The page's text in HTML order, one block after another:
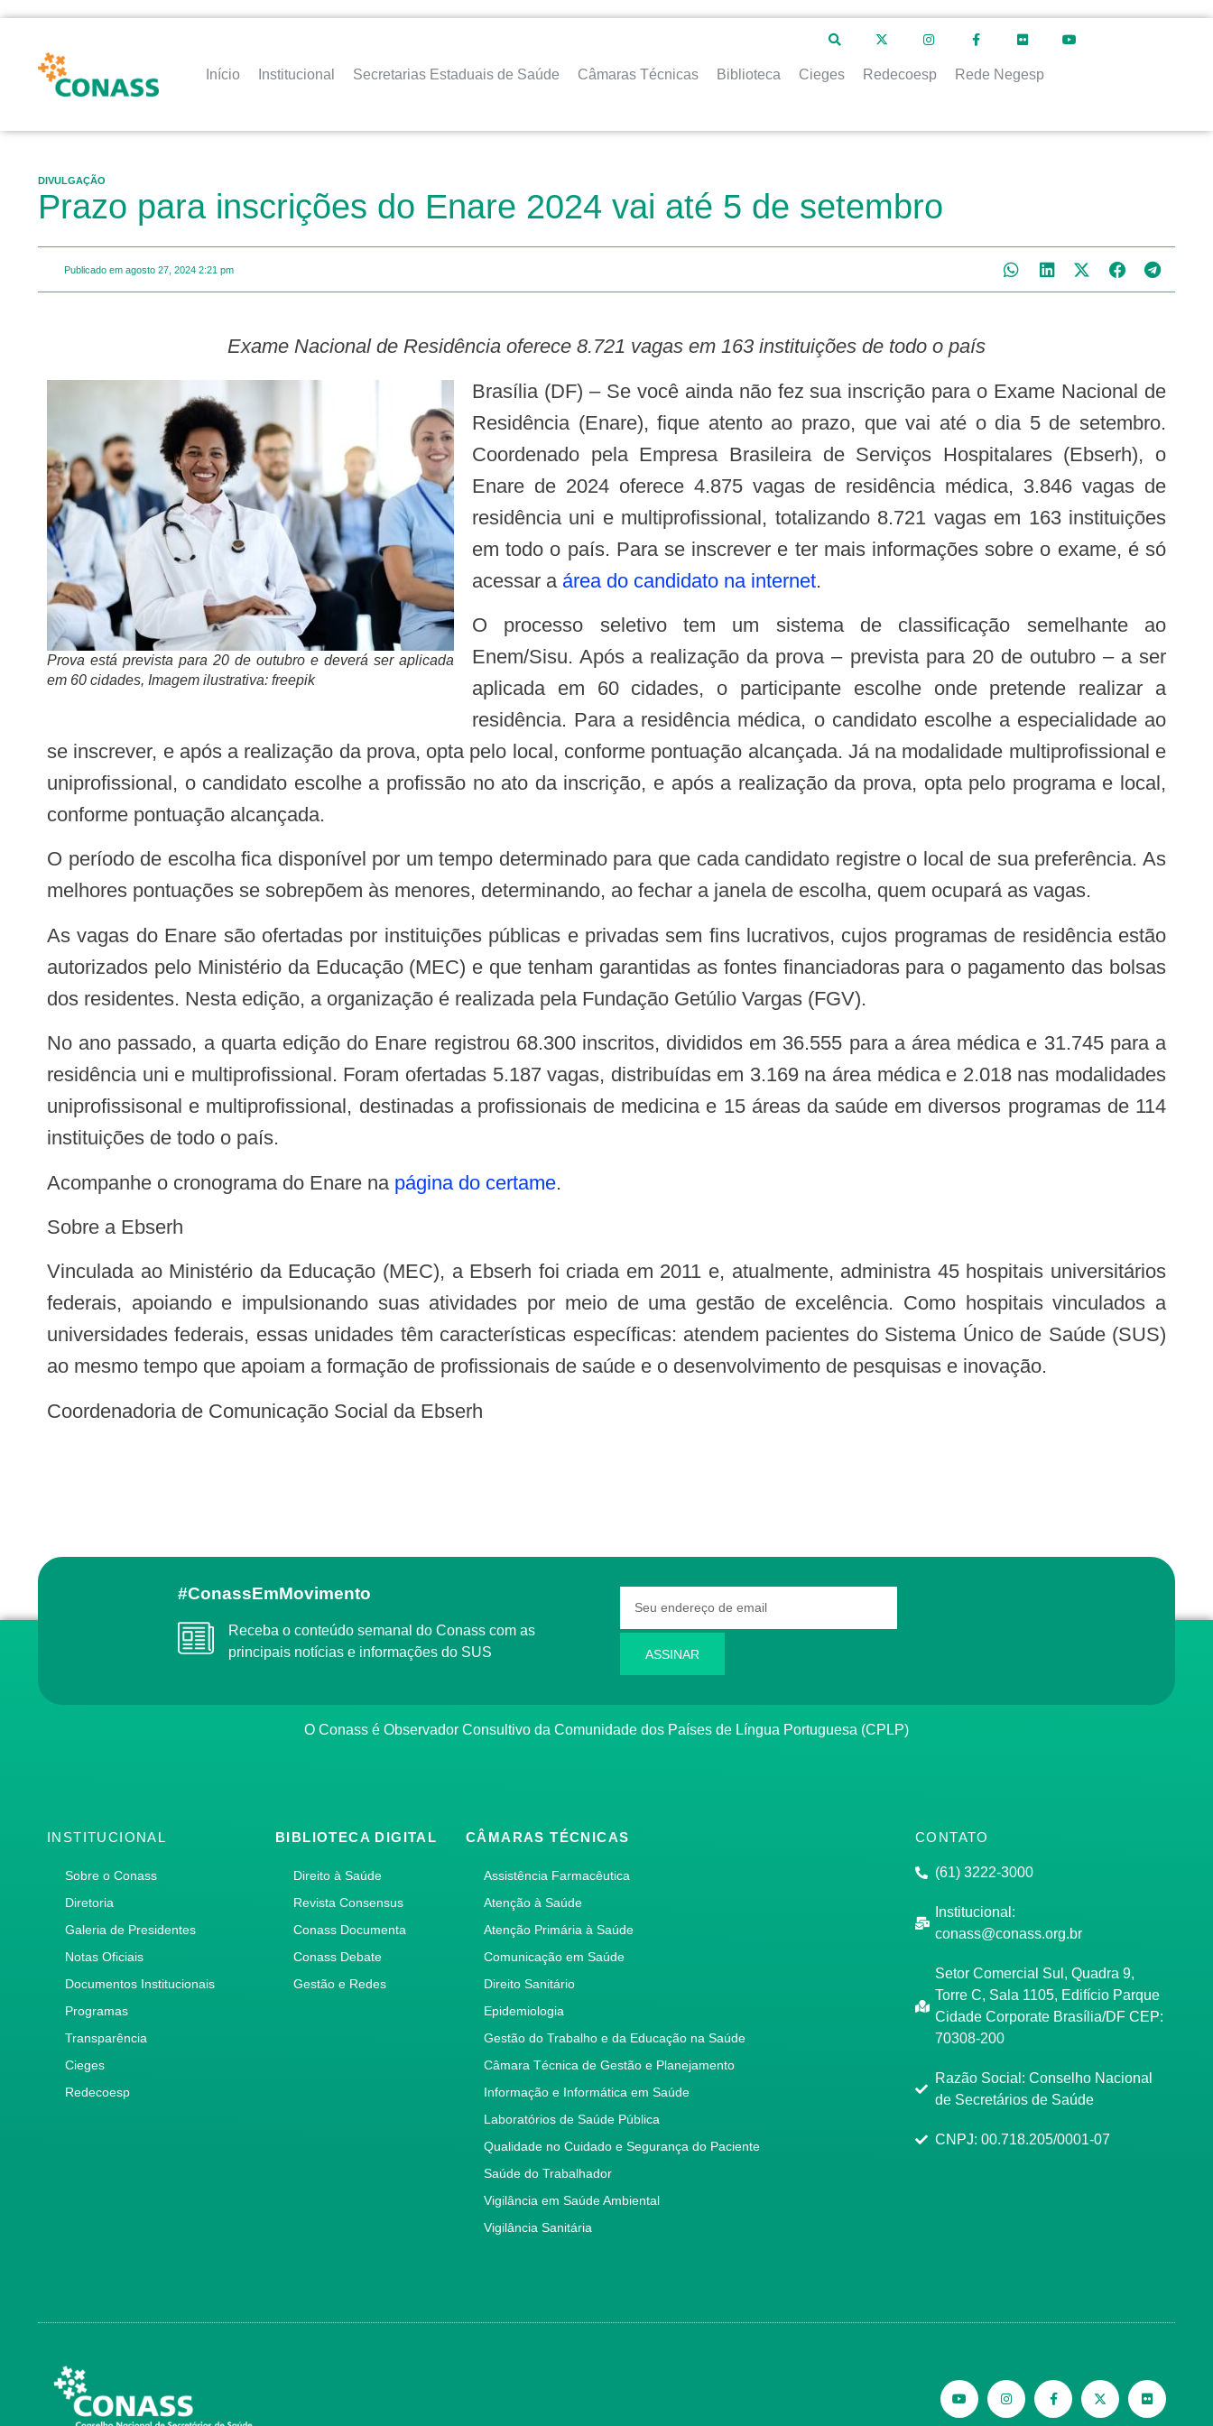
Início Institucional Secretarias Estaduais de Saúde Câmaras Técnicas Biblioteca Cieges Redecoesp Rede Negesp
DIVULGAÇÃO
Prazo para inscrições do Enare 2024 vai até 5 de setembro
Publicado em agosto 27, 2024 2:21 pm
Exame Nacional de Residência oferece 8.721 vagas em 163 instituições de todo o país
Prova está prevista para 20 de outubro e deverá ser aplicada
em 60 cidades, Imagem ilustrativa: freepik
Brasília (DF) – Se você ainda não fez sua inscrição para o Exame Nacional de
Residência (Enare), fique atento ao prazo, que vai até o dia 5 de setembro.
Coordenado pela Empresa Brasileira de Serviços Hospitalares (Ebserh), o
Enare de 2024 oferece 4.875 vagas de residência médica, 3.846 vagas de
residência uni e multiprofissional, totalizando 8.721 vagas em 163 instituições
em todo o país. Para se inscrever e ter mais informações sobre o exame, é só
acessar a área do candidato na internet.
O processo seletivo tem um sistema de classificação semelhante ao
Enem/Sisu. Após a realização da prova – prevista para 20 de outubro – a ser
aplicada em 60 cidades, o participante escolhe onde pretende realizar a
residência. Para a residência médica, o candidato escolhe a especialidade ao
se inscrever, e após a realização da prova, opta pelo local, conforme pontuação alcançada. Já na modalidade multiprofissional e
uniprofissional, o candidato escolhe a profissão no ato da inscrição, e após a realização da prova, opta pelo programa e local,
conforme pontuação alcançada.
O período de escolha fica disponível por um tempo determinado para que cada candidato registre o local de sua preferência. As
melhores pontuações se sobrepõem às menores, determinando, ao fechar a janela de escolha, quem ocupará as vagas.
As vagas do Enare são ofertadas por instituições públicas e privadas sem fins lucrativos, cujos programas de residência estão
autorizados pelo Ministério da Educação (MEC) e que tenham garantidas as fontes financiadoras para o pagamento das bolsas
dos residentes. Nesta edição, a organização é realizada pela Fundação Getúlio Vargas (FGV).
No ano passado, a quarta edição do Enare registrou 68.300 inscritos, divididos em 36.555 para a área médica e 31.745 para a
residência uni e multiprofissional. Foram ofertadas 5.187 vagas, distribuídas em 3.169 na área médica e 2.018 nas modalidades
uniprofissisonal e multiprofissional, destinadas a profissionais de medicina e 15 áreas da saúde em diversos programas de 114
instituições de todo o país.
Acompanhe o cronograma do Enare na página do certame.
Sobre a Ebserh
Vinculada ao Ministério da Educação (MEC), a Ebserh foi criada em 2011 e, atualmente, administra 45 hospitais universitários
federais, apoiando e impulsionando suas atividades por meio de uma gestão de excelência. Como hospitais vinculados a
universidades federais, essas unidades têm características específicas: atendem pacientes do Sistema Único de Saúde (SUS)
ao mesmo tempo que apoiam a formação de profissionais de saúde e o desenvolvimento de pesquisas e inovação.
Coordenadoria de Comunicação Social da Ebserh
#ConassEmMovimento
Receba o conteúdo semanal do Conass com as
principais notícias e informações do SUS
ASSINAR
O Conass é Observador Consultivo da Comunidade dos Países de Língua Portuguesa (CPLP)
INSTITUCIONAL
Sobre o Conass
Diretoria
Galeria de Presidentes
Notas Oficiais
Documentos Institucionais
Programas
Transparência
Cieges
Redecoesp
BIBLIOTECA DIGITAL
Direito à Saúde
Revista Consensus
Conass Documenta
Conass Debate
Gestão e Redes
CÂMARAS TÉCNICAS
Assistência Farmacêutica
Atenção à Saúde
Atenção Primária à Saúde
Comunicação em Saúde
Direito Sanitário
Epidemiologia
Gestão do Trabalho e da Educação na Saúde
Câmara Técnica de Gestão e Planejamento
Informação e Informática em Saúde
Laboratórios de Saúde Pública
Qualidade no Cuidado e Segurança do Paciente
Saúde do Trabalhador
Vigilância em Saúde Ambiental
Vigilância Sanitária
CONTATO
(61) 3222-3000
Institucional:
conass@conass.org.br
Setor Comercial Sul, Quadra 9,
Torre C, Sala 1105, Edifício Parque
Cidade Corporate Brasília/DF CEP:
70308-200
Razão Social: Conselho Nacional
de Secretários de Saúde
CNPJ: 00.718.205/0001-07